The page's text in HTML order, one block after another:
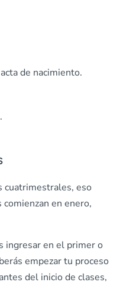
de nacimiento.
cuatrimestrales, eso
en enero,
ingresar en el primer o
empezar tu proceso
del inicio de clases,